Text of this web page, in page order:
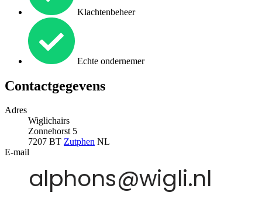
Klachtenbeheer
Echte ondernemer
Contactgegevens
Adres
Wiglichairs
Zonnehorst 5
7207 BT Zutphen NL
E-mail